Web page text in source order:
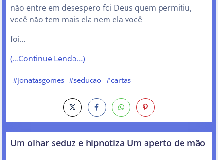
não entre em desespero foi Deus quem permitiu,
você não tem mais ela nem ela você
foi…
(…Continue Lendo…)
#jonatasgomes #seducao #cartas
Um olhar seduz e hipnotiza Um aperto de mão